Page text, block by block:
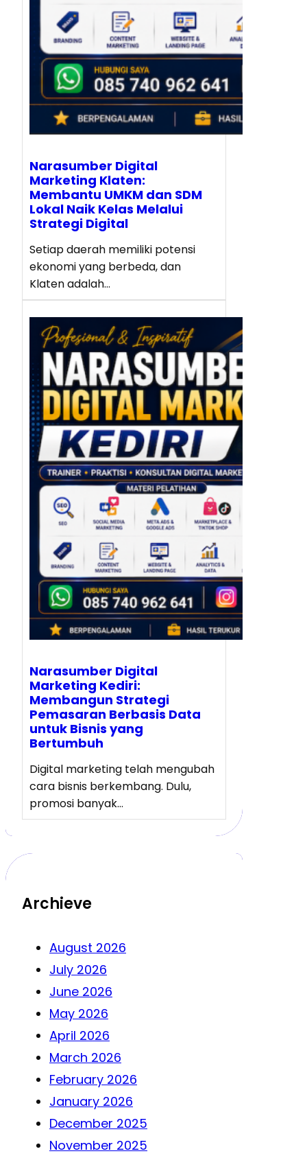
Narasumber Digital
Marketing Klaten:
Membantu UMKM dan SDM
Lokal Naik Kelas Melalui
Strategi Digital
Setiap daerah memiliki potensi
ekonomi yang berbeda, dan
Klaten adalah…
Narasumber Digital
Marketing Kediri:
Membangun Strategi
Pemasaran Berbasis Data
untuk Bisnis yang
Bertumbuh
Digital marketing telah mengubah
cara bisnis berkembang. Dulu,
promosi banyak…
Archieve
August 2026
July 2026
June 2026
May 2026
April 2026
March 2026
February 2026
January 2026
December 2025
November 2025